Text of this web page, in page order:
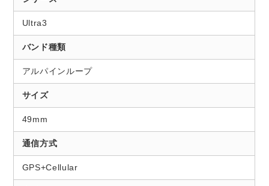
Ultra3
バンド種類
アルパインループ
サイズ
49mm
通信方式
GPS+Cellular